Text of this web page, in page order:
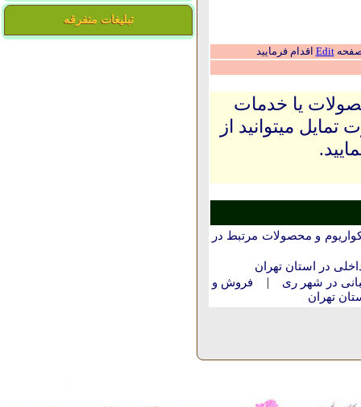
تبلیغات متفرقه
صفحهEdit اقدام فرمایید
یا خدمات
میتوانید از
و محصولات مرتبط در
در استان تهران
در شهر ری |
فروش و
تهران